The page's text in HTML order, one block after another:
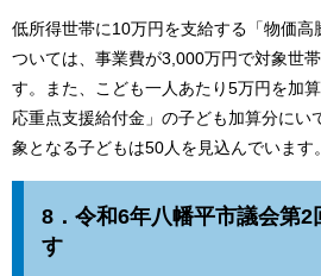
低所得世帯に10万円を支給する「物価高
ついては、事業費が3,000万円で対象世
す。また、こども一人あたり5万円を加
応重点支援給付金」の子ども加算分にい
象となる子どもは50人を見込んでいます。
8． 令和6年八幡平市議会第2
す